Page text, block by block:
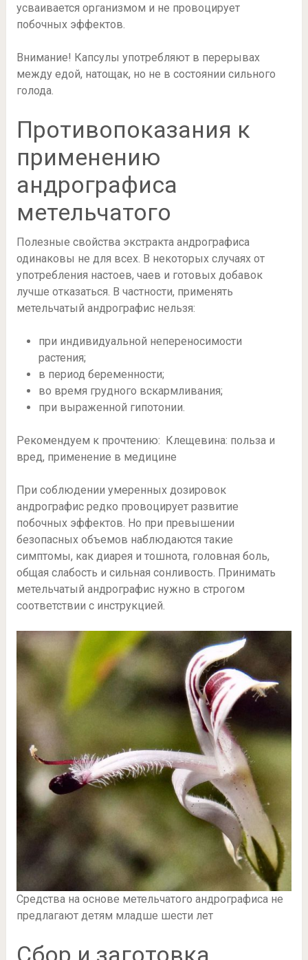
усваивается организмом и не провоцирует
побочных эффектов.
Внимание! Капсулы употребляют в перерывах
между едой, натощак, но не в состоянии сильного
голода.
Противопоказания к
применению
андрографиса
метельчатого
Полезные свойства экстракта андрографиса
одинаковы не для всех. В некоторых случаях от
употребления настоев, чаев и готовых добавок
лучше отказаться. В частности, применять
метельчатый андрографис нельзя:
при индивидуальной непереносимости
растения;
в период беременности;
во время грудного вскармливания;
при выраженной гипотонии.
Рекомендуем к прочтению: Клещевина: польза и
вред, применение в медицине
При соблюдении умеренных дозировок
андрографис редко провоцирует развитие
побочных эффектов. Но при превышении
безопасных объемов наблюдаются такие
симптомы, как диарея и тошнота, головная боль,
общая слабость и сильная сонливость. Принимать
метельчатый андрографис нужно в строгом
соответствии с инструкцией.
Средства на основе метельчатого андрографиса не
предлагают детям младше шести лет
Сбор и заготовка